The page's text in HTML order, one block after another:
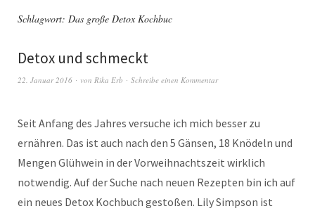
Schlagwort: Das große Detox Kochbuc
Detox und schmeckt
22. Januar 2016 von Rika Erb Schreibe einen Kommentar
Seit Anfang des Jahres versuche ich mich besser zu
ernähren. Das ist auch nach den 5 Gänsen, 18 Knödeln und
Mengen Glühwein in der Vorweihnachtszeit wirklich
notwendig. Auf der Suche nach neuen Rezepten bin ich auf
ein neues Detox Kochbuch gestoßen. Lily Simpson ist